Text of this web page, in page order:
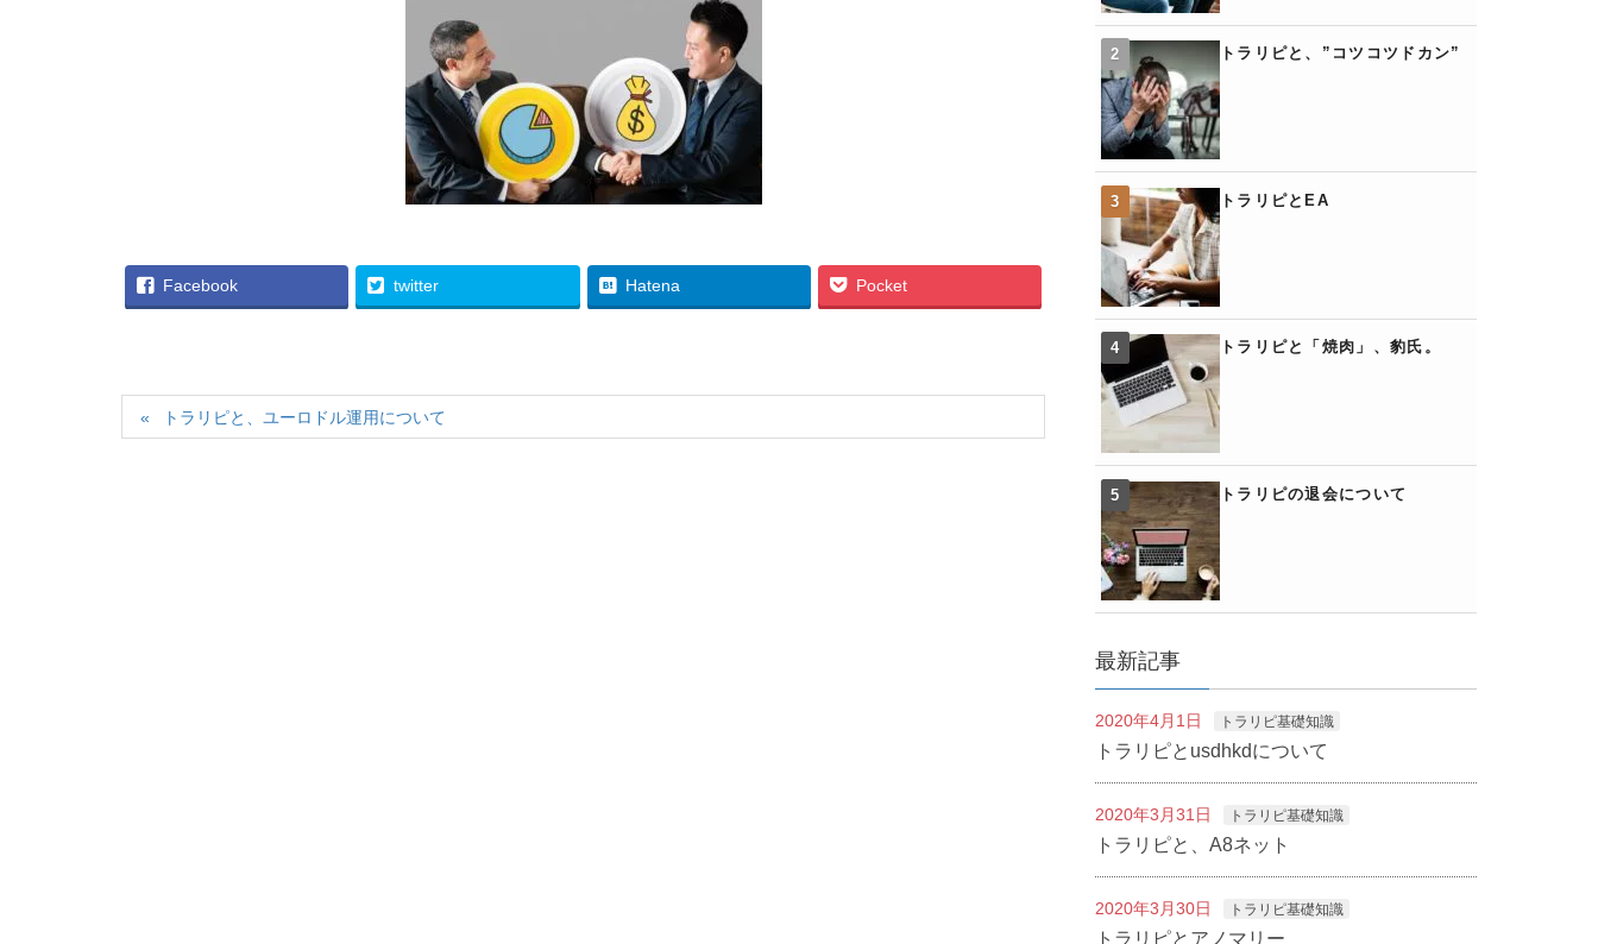
Facebook twitter Hatena Pocket
トラリピと、ユーロドル運用について
トラリピと、”コツコツドカン”
トラリピとEA
トラリピと「焼肉」、豹氏。
トラリピの退会について
最新記事
2020年4月1日 トラリピ基礎知識
トラリピとusdhkdについて
2020年3月31日 トラリピ基礎知識
トラリピと、A8ネット
2020年3月30日 トラリピ基礎知識
トラリピとアノマリー